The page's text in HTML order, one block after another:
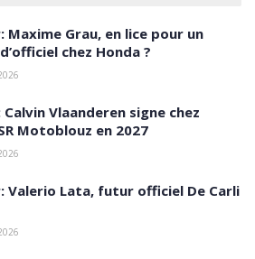
Maxime Grau, en lice pour un
chez Honda ?
Vlaanderen signe chez
Motoblouz en 2027
Valerio Lata, futur officiel De Carli